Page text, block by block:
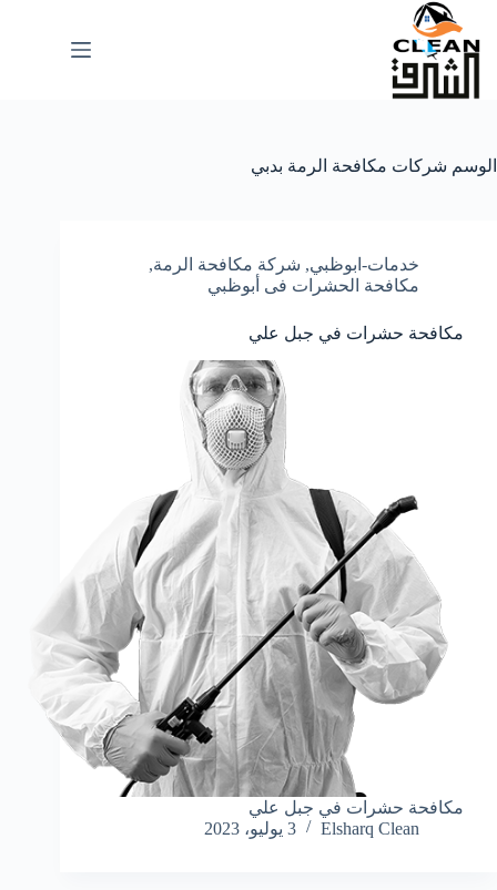
التجاوز
المحتوى
الوسم شركات مكافحة الرمة بدبي
خدمات-ابوظبي, شركة مكافحة الرمة,
مكافحة الحشرات فى أبوظبي
مكافحة حشرات في جبل علي
مكافحة حشرات في جبل علي
Elsharq Clean
3 يوليو، 2023